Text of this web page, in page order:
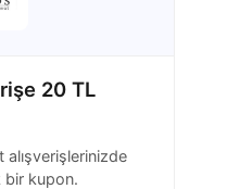
20 TL
alışverişlerinizde
bir kupon.